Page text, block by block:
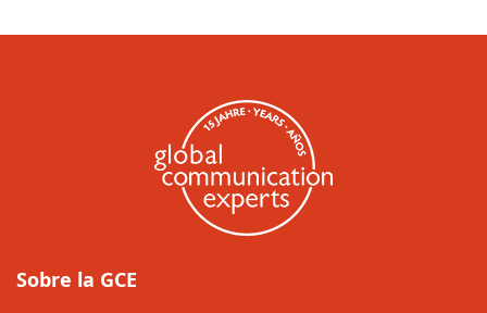
Sobre la GCE